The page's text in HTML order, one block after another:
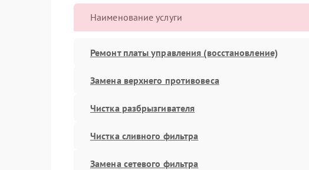
Наименование услуги
Ремонт платы управления (восстановление)
Замена верхнего противовеса
Чистка разбрызгивателя
Чистка сливного фильтра
Замена сетевого фильтра